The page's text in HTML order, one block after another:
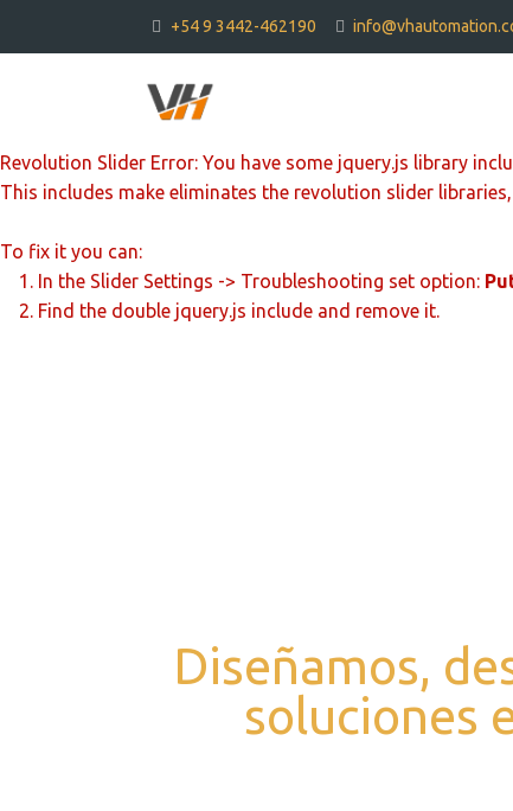
+54 9 3442-462190
Revolution Slider Error: You have some jquery.js library
This includes make eliminates the revolution slider
To fix it you can:
1. In the Slider Settings -> Troubleshooting set option:
2. Find the double jquery.js include and remove it.
Diseñamos,
soluciones